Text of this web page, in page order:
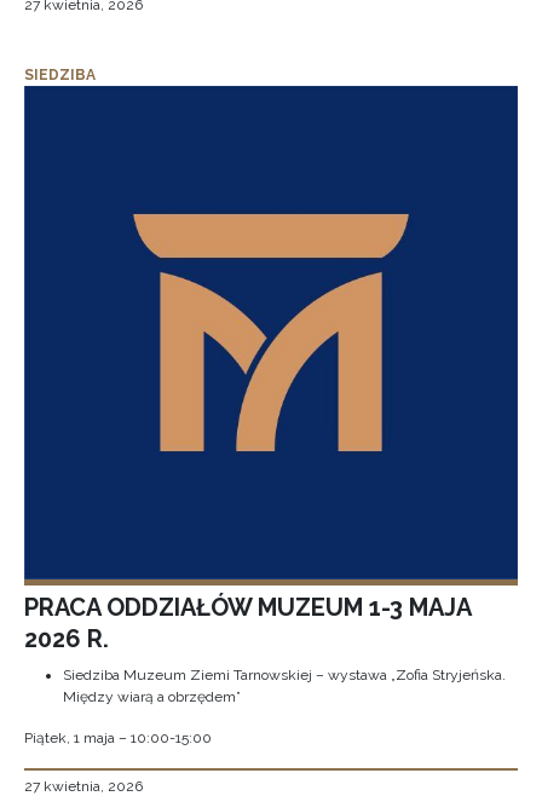
27 kwietnia, 2026
SIEDZIBA
PRACA ODDZIAŁÓW MUZEUM 1-3 MAJA
2026 R.
Siedziba Muzeum Ziemi Tarnowskiej – wystawa „Zofia Stryjeńska.
Między wiarą a obrzędem”
Piątek, 1 maja – 10:00-15:00
27 kwietnia, 2026